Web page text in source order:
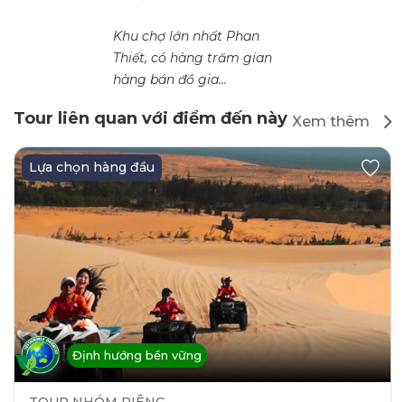
Khu chợ lớn nhất Phan
Thiết, có hàng trăm gian
hàng bán đồ gia...
Tour liên quan với điểm đến này Xem thêm
Lựa chọn hàng đầu
Định hướng bền vững